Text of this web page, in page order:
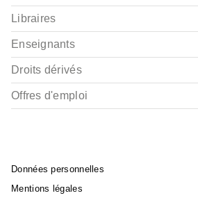
Libraires
Enseignants
Droits dérivés
Offres d'emploi
Données personnelles
Mentions légales